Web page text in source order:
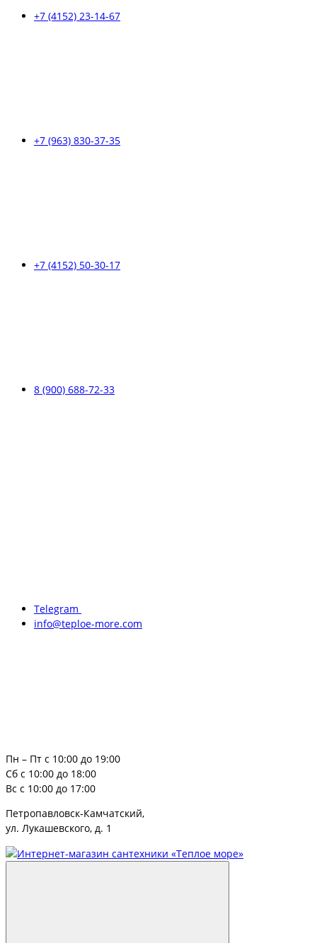
+7 (4152) 23-14-67
+7 (963) 830-37-35
+7 (4152) 50-30-17
8 (900) 688-72-33
Telegram
info@teploe-more.com
Пн – Пт с 10:00 до 19:00
Сб с 10:00 до 18:00
Вс с 10:00 до 17:00
Петропавловск-Камчатский,
ул. Лукашевского, д. 1